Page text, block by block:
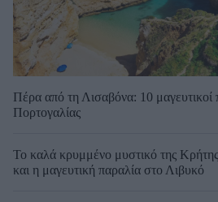
Πέρα από τη Λισαβόνα: 10 μαγευτικοί
Πορτογαλίας
Το καλά κρυμμένο μυστικό της
και η μαγευτική παραλία στο Λιβυκό